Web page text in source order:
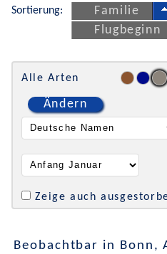
Sortierung: Familie
Flugbeginn
Alle Arten
Ändern
Zeige auch
Beobachtbar in Bonn,